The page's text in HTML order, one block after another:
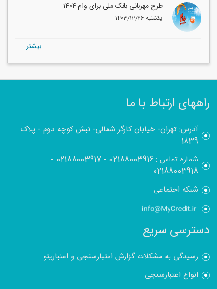
طرح مهربانی بانک ملی برای وام 1404
1403/12/26 یکشنبه
بيشتر
راههای ارتباط با ما
آدرس: تهران- خیابان کارگر شمالی- نبش کوچه دوم - پلاک
1839
شماره تماس :02188003916
-
02188003917
-
02188003918
شبکه اجتماعی
دسترسی سریع
رسیدگی به مشکلات گزارش اعتبارسنجی و اعتباریتو
انواع اعتبارسنجی